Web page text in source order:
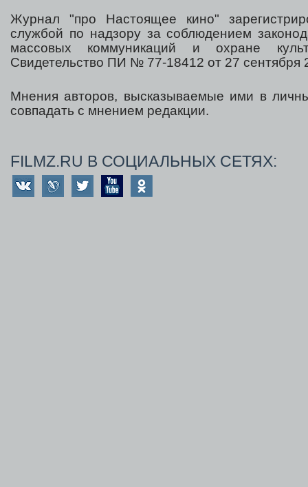
Журнал "про Настоящее кино"
службой по надзору за соблюдением
массовых коммуникаций и охране
Свидетельство ПИ № 77-18412 от 27 сентября
Мнения авторов, высказываемые ими в
совпадать с мнением редакции.
FILMZ.RU В СОЦИАЛЬНЫХ СЕТЯХ: